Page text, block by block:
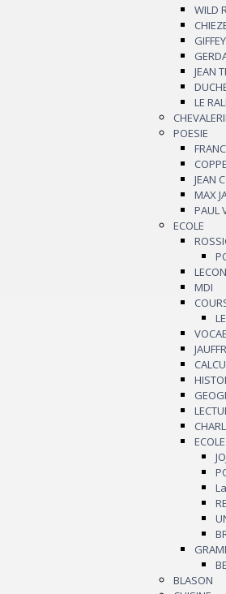
GIFFEY
JEAN
LE
POESIE
JEAN
MAX
PAUL
ECOLE
MDI
BLASON